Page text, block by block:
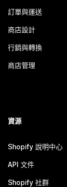
訂單與運送
商店設計
行銷與轉換
商店管理
資源
Shopify 說明中心
API 文件
Shopify 社群